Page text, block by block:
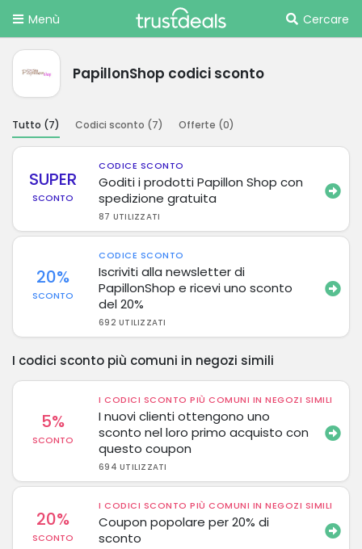
Menù Cercare
PapillonShop codici sconto
Tutto (7) Codici sconto (7) Offerte (0)
SUPER
SCONTO
CODICE SCONTO
Goditi i prodotti Papillon Shop con
spedizione gratuita
87 UTILIZZATI
20%
SCONTO
CODICE SCONTO
Iscriviti alla newsletter di
PapillonShop e ricevi uno sconto
del 20%
692 UTILIZZATI
I codici sconto più comuni in negozi simili
5%
SCONTO
I CODICI SCONTO PIÙ COMUNI IN NEGOZI SIMILI
I nuovi clienti ottengono uno
sconto nel loro primo acquisto con
questo coupon
694 UTILIZZATI
20%
SCONTO
I CODICI SCONTO PIÙ COMUNI IN NEGOZI SIMILI
Coupon popolare per 20% di
sconto